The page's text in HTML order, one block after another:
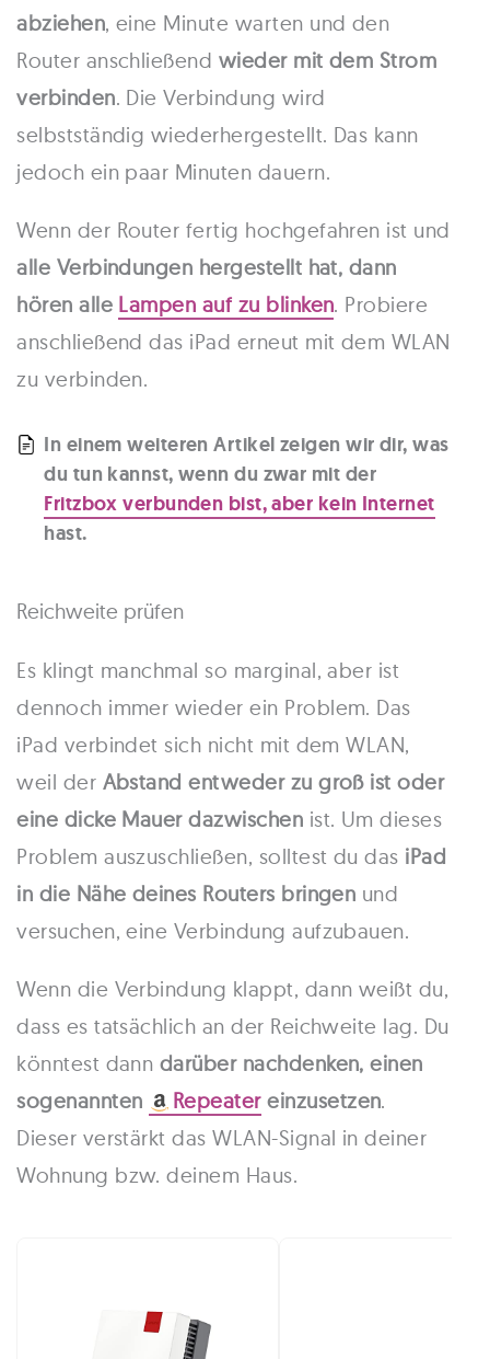
abziehen, eine Minute warten und den
Router anschließend wieder mit dem Strom
verbinden. Die Verbindung wird
selbstständig wiederhergestellt. Das kann
jedoch ein paar Minuten dauern.
Wenn der Router fertig hochgefahren ist und
alle Verbindungen hergestellt hat, dann
hören alle Lampen auf zu blinken. Probiere
anschließend das iPad erneut mit dem WLAN
zu verbinden.
In einem weiteren Artikel zeigen wir dir, was
du tun kannst, wenn du zwar mit der
Fritzbox verbunden bist, aber kein Internet
hast.
Reichweite prüfen
Es klingt manchmal so marginal, aber ist
dennoch immer wieder ein Problem. Das
iPad verbindet sich nicht mit dem WLAN,
weil der Abstand entweder zu groß ist oder
eine dicke Mauer dazwischen ist. Um dieses
Problem auszuschließen, solltest du das iPad
in die Nähe deines Routers bringen und
versuchen, eine Verbindung aufzubauen.
Wenn die Verbindung klappt, dann weißt du,
dass es tatsächlich an der Reichweite lag. Du
könntest dann darüber nachdenken, einen
sogenannten
Repeatereinzusetzen.
Dieser verstärkt das WLAN-Signal in deiner
Wohnung bzw. deinem Haus.